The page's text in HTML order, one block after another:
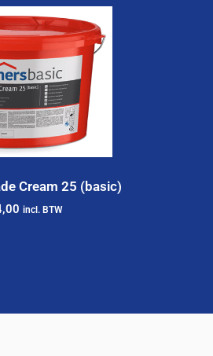
Cream 25 (basic)
incl. BTW